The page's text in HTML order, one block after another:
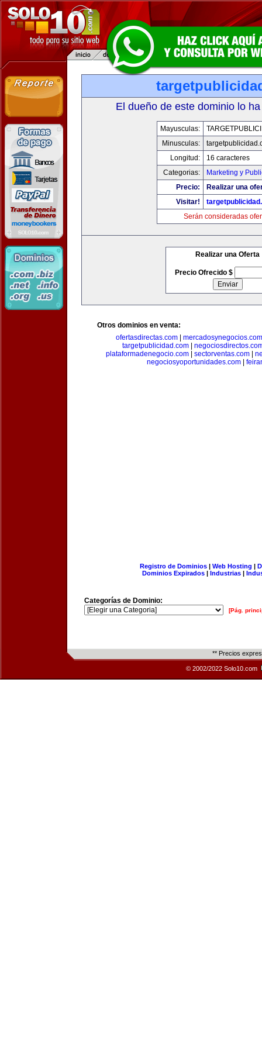
El dueño de este dominio lo
Mayusculas:
Minusculas:
Longitud:
16 caracteres
Categorias:
Marketing y
Precio:
Realizar una
Visitar!
Serán consideradas
Realizar una Oferta
Precio Ofrecido $
Otros dominios en venta:
ofertasdirectas.com
mercadosynegocios.com
targetpublicidad.com
plataformadenegocio.com| sectorventas.com|
negociosyoportunidades.com
Registro de Dominios| Web Hosting |
Dominios Expirados | Industrias |
Categorías de Dominio:
[Pág.
** Precios
© 2002/2022 Solo10.com